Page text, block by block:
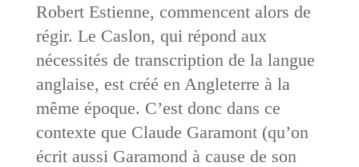
Robert Estienne, commencent alors de
régir. Le Caslon, qui répond aux
nécessités de transcription de la langue
anglaise, est créé en Angleterre à la
même époque. C’est donc dans ce
contexte que Claude Garamont (qu’on
écrit aussi Garamond à cause de son